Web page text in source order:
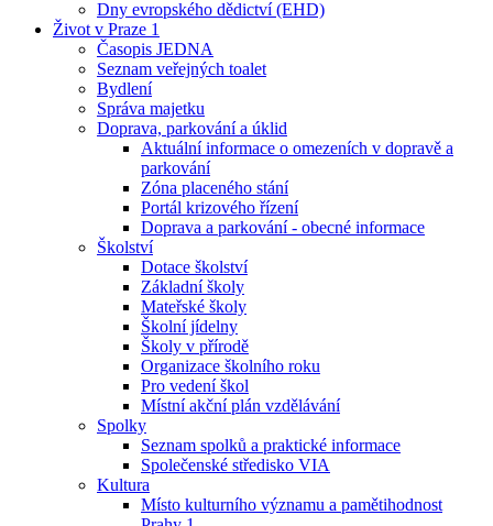
Dny evropského dědictví (EHD)
Život v Praze 1
Časopis JEDNA
Seznam veřejných toalet
Bydlení
Správa majetku
Doprava, parkování a úklid
Aktuální informace o omezeních v dopravě a
parkování
Zóna placeného stání
Portál krizového řízení
Doprava a parkování - obecné informace
Školství
Dotace školství
Základní školy
Mateřské školy
Školní jídelny
Školy v přírodě
Organizace školního roku
Pro vedení škol
Místní akční plán vzdělávání
Spolky
Seznam spolků a praktické informace
Společenské středisko VIA
Kultura
Místo kulturního významu a pamětihodnost